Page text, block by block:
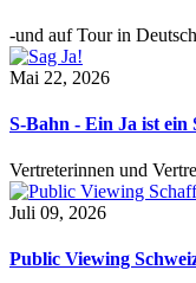
-und auf Tour in
Mai 22, 2026
S-Bahn - Ein Ja ist
Vertreterinnen und
Juli 09, 2026
Public Viewing